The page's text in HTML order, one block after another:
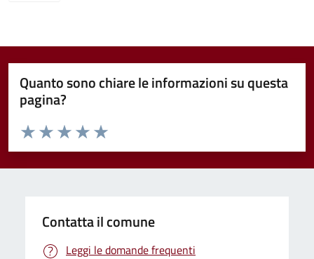
Quanto sono chiare le informazioni su questa
pagina?
Valuta da 1 a 5 stelle la pagina
Valuta 5 stelle su 5
Valuta 4 stelle su 5
Valuta 3 stelle su 5
Valuta 2 stelle su 5
Valuta 1 stelle su 5
Contatta il comune
Leggi le domande frequenti